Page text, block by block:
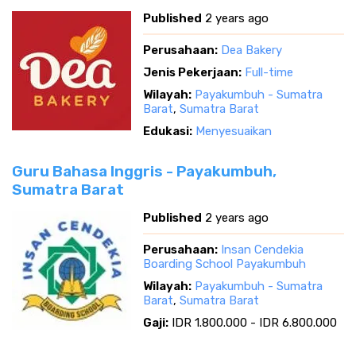
Published 2 years ago
Perusahaan: Dea Bakery
Jenis Pekerjaan: Full-time
Wilayah: Payakumbuh - Sumatra
Barat, Sumatra Barat
Edukasi: Menyesuaikan
Guru Bahasa Inggris - Payakumbuh,
Sumatra Barat
Published 2 years ago
Perusahaan: Insan Cendekia
Boarding School Payakumbuh
Wilayah: Payakumbuh - Sumatra
Barat, Sumatra Barat
Gaji: IDR 1.800.000 - IDR 6.800.000